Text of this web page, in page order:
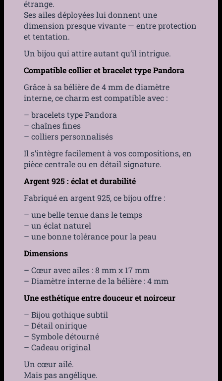
étrange.
Ses ailes déployées lui donnent une
dimension presque vivante — entre protection
et tentation.
Un bijou qui attire autant qu’il intrigue.
Compatible collier et bracelet type Pandora
Grâce à sa bélière de 4 mm de diamètre
interne, ce charm est compatible avec :
– bracelets type Pandora
– chaînes fines
– colliers personnalisés
Il s’intègre facilement à vos compositions, en
pièce centrale ou en détail signature.
Argent 925 : éclat et durabilité
Fabriqué en argent 925, ce bijou offre :
– une belle tenue dans le temps
– un éclat naturel
– une bonne tolérance pour la peau
Dimensions
– Cœur avec ailes : 8 mm x 17 mm
– Diamètre interne de la bélière : 4 mm
Une esthétique entre douceur et noirceur
– Bijou gothique subtil
– Détail onirique
– Symbole détourné
– Cadeau original
Un cœur ailé.
Mais pas angélique.